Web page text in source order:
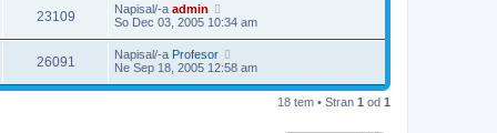
23109 Napisal/-a admin
So Dec 03, 2005 10:34 am
26091 Napisal/-a Profesor
Ne Sep 18, 2005 12:58 am
18 tem • Stran 1 od 1